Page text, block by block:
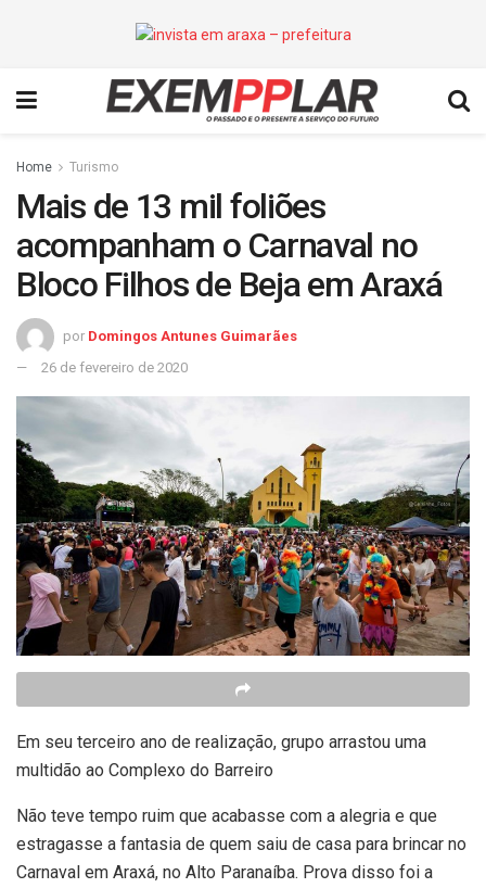
Home Turismo
Mais de 13 mil foliões
acompanham o Carnaval no
Bloco Filhos de Beja em Araxá
por Domingos Antunes Guimarães
26 de fevereiro de 2020
Em seu terceiro ano de realização, grupo arrastou uma
multidão ao Complexo do Barreiro
Não teve tempo ruim que acabasse com a alegria e que
estragasse a fantasia de quem saiu de casa para brincar no
Carnaval em Araxá, no Alto Paranaíba. Prova disso foi a